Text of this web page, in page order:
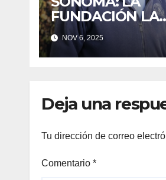
FUNDACIÓN LA
VOZ DE LOS
VIÑEDOS DE
SONOMA,
DEL MES DE
GRAN TRABAJO
NOV 6, 2025
Deja una
Tu dirección de correo
Comentario *